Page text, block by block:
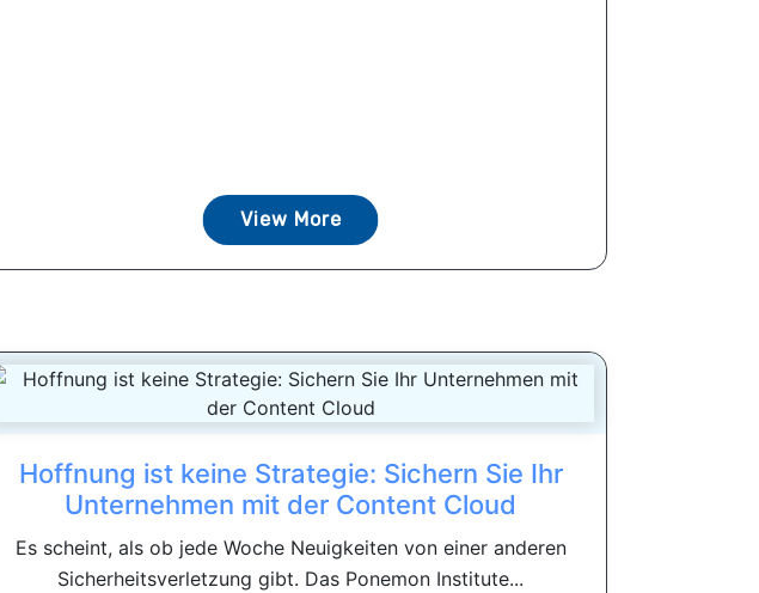
View More
Hoffnung ist keine Strategie: Sichern Sie Ihr
Unternehmen mit der Content Cloud
Es scheint, als ob jede Woche Neuigkeiten von einer anderen
Sicherheitsverletzung gibt. Das Ponemon Institute...